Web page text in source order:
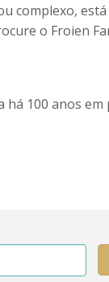
complexo,
o Froien
há 100 anos